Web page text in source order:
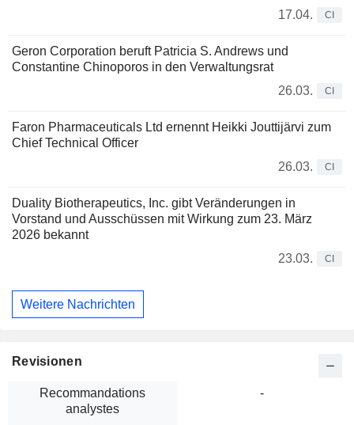
17.04.
CI
Geron Corporation beruft Patricia S. Andrews und
Constantine Chinoporos in den Verwaltungsrat
26.03.
CI
Faron Pharmaceuticals Ltd ernennt Heikki Jouttijärvi zum
Chief Technical Officer
26.03.
CI
Duality Biotherapeutics, Inc. gibt Veränderungen in
Vorstand und Ausschüssen mit Wirkung zum 23. März
2026 bekannt
23.03.
CI
Weitere Nachrichten
Revisionen
Recommandations
analystes
-